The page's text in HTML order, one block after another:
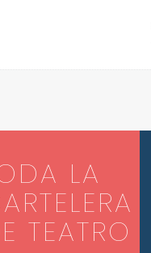
LA
TEATRO